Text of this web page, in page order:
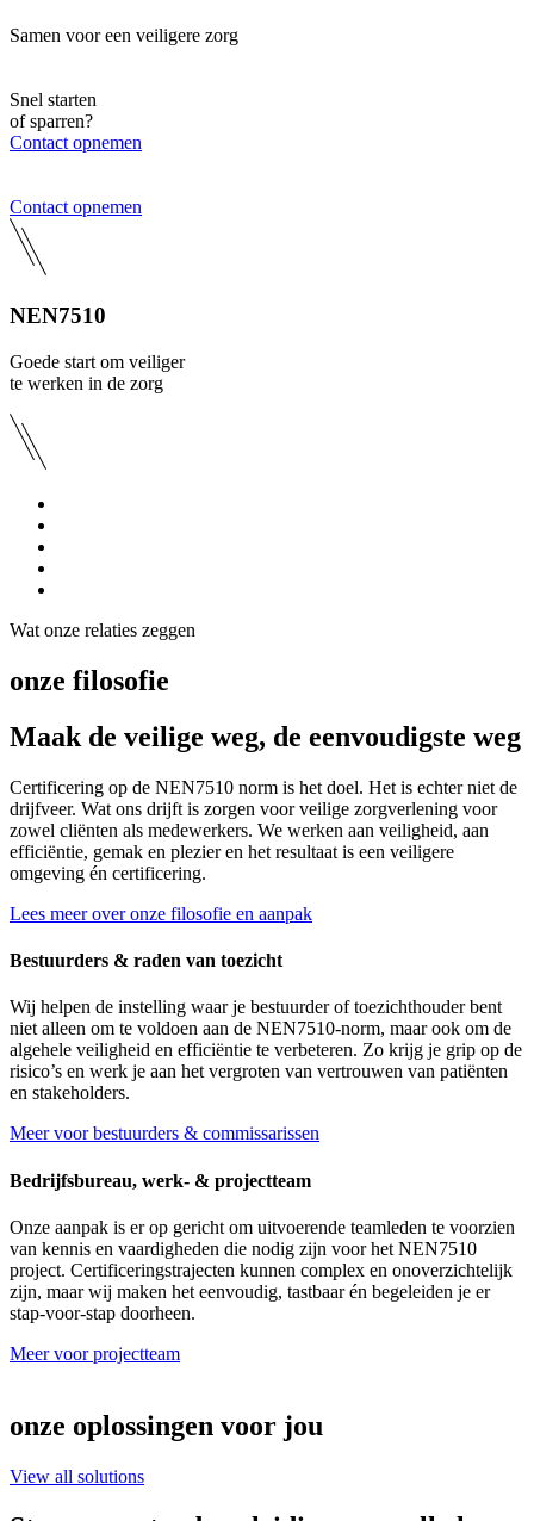
Samen voor een veiligere zorg
Snel starten
of sparren?
Contact opnemen
Contact opnemen
NEN7510
Goede start om veiliger
te werken in de zorg
Wat onze relaties zeggen
onze filosofie
Maak de veilige weg, de eenvoudigste weg
Certificering op de NEN7510 norm is het doel. Het is echter niet de
drijfveer. Wat ons drijft is zorgen voor veilige zorgverlening voor
zowel cliënten als medewerkers. We werken aan veiligheid, aan
efficiëntie, gemak en plezier en het resultaat is een veiligere
omgeving én certificering.
Lees meer over onze filosofie en aanpak
Bestuurders & raden van toezicht
Wij helpen de instelling waar je bestuurder of toezichthouder bent
niet alleen om te voldoen aan de NEN7510-norm, maar ook om de
algehele veiligheid en efficiëntie te verbeteren. Zo krijg je grip op de
risico’s en werk je aan het vergroten van vertrouwen van patiënten
en stakeholders.
Meer voor bestuurders & commissarissen
Bedrijfsbureau, werk- & projectteam
Onze aanpak is er op gericht om uitvoerende teamleden te voorzien
van kennis en vaardigheden die nodig zijn voor het NEN7510
project. Certificeringstrajecten kunnen complex en onoverzichtelijk
zijn, maar wij maken het eenvoudig, tastbaar én begeleiden je er
stap-voor-stap doorheen.
Meer voor projectteam
onze oplossingen voor jou
View all solutions